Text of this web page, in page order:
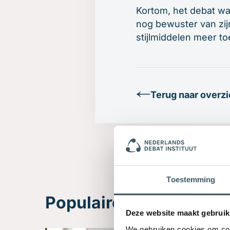
Toestemming
Deze website maakt
Kortom, het debat
nog bewuster van
stijlmiddelen meer
Terug naar
Populaire Trainingen